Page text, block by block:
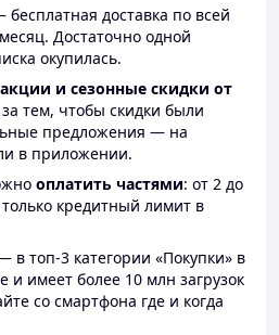
доставка по всей
Достаточно одной
окупилась.
акции и сезонные скидки от
тем, чтобы скидки были
предложения — на
в приложении.
оплатить частями: от 2 до
кредитный лимит в
в топ-3 категории «Покупки» в
и имеет более 10 млн загрузок
со смартфона где и когда